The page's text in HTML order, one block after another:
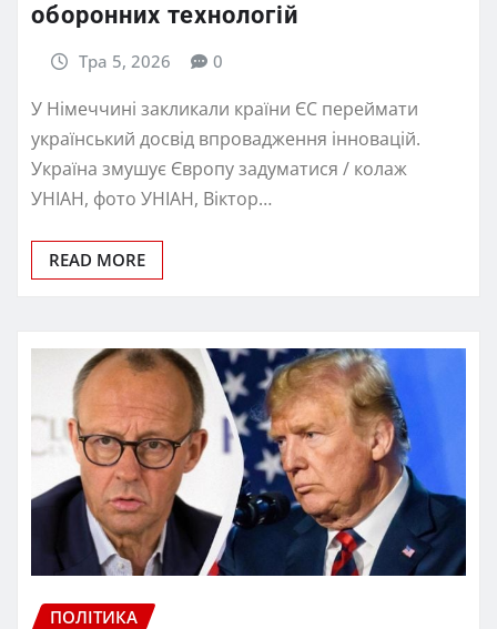
оборонних технологій
Тра 5, 2026 0
У Німеччині закликали країни ЄС переймати
український досвід впровадження інновацій.
Україна змушує Європу задуматися / колаж
УНІАН, фото УНІАН, Віктор…
READ MORE
ПОЛІТИКА